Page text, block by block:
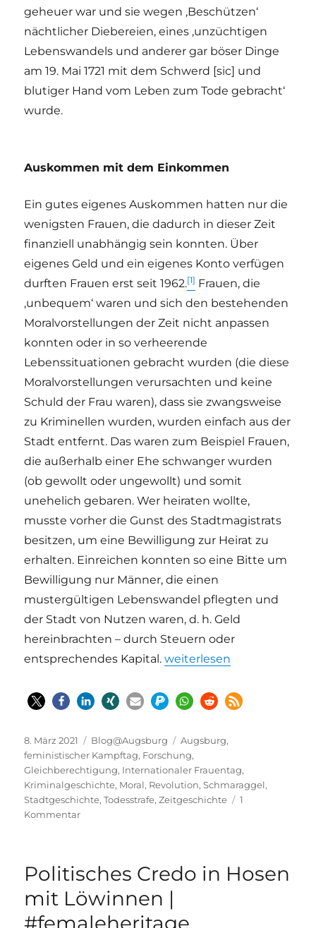
geheuer war und sie wegen ‚Beschützen‘
nächtlicher Diebereien, eines ‚unzüchtigen
Lebenswandels und anderer gar böser Dinge
am 19. Mai 1721 mit dem Schwerd [sic] und
blutiger Hand vom Leben zum Tode gebracht‘
wurde.
Auskommen mit dem Einkommen
Ein gutes eigenes Auskommen hatten nur die
wenigsten Frauen, die dadurch in dieser Zeit
finanziell unabhängig sein konnten. Über
eigenes Geld und ein eigenes Konto verfügen
durften Frauen erst seit 1962.[1] Frauen, die
‚unbequem‘ waren und sich den bestehenden
Moralvorstellungen der Zeit nicht anpassen
konnten oder in so verheerende
Lebenssituationen gebracht wurden (die diese
Moralvorstellungen verursachten und keine
Schuld der Frau waren), dass sie zwangsweise
zu Kriminellen wurden, wurden einfach aus der
Stadt entfernt. Das waren zum Beispiel Frauen,
die außerhalb einer Ehe schwanger wurden
(ob gewollt oder ungewollt) und somit
unehelich gebaren. Wer heiraten wollte,
musste vorher die Gunst des Stadtmagistrats
besitzen, um eine Bewilligung zur Heirat zu
erhalten. Einreichen konnten so eine Bitte um
Bewilligung nur Männer, die einen
mustergültigen Lebenswandel pflegten und
der Stadt von Nutzen waren, d. h. Geld
hereinbrachten – durch Steuern oder
entsprechendes Kapital.„Die Geschichte von der
weiterlesen
Veröffentlicht
am
8. März 2021 Kategorien
Blog@Augsburg Schlagwörter
Augsburg,
feministischer Kampftag, Forschung,
Gleichberechtigung, Internationaler Frauentag,
Kriminalgeschichte, Moral, Revolution,Schmaraggel,
Stadtgeschichte,Todesstrafe,Zeitgeschichte
1
Kommentarzu
der
‚unzüchtigen‘
Schmaraggel
in
Politisches Credo in Hosen
mit Löwinnen |